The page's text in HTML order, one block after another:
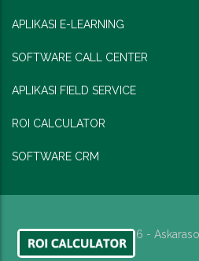
APLIKASI E-LEARNING
SOFTWARE CALL CENTER
APLIKASI FIELD SERVICE
ROI CALCULATOR
SOFTWARE CRM
Copyright © 2026 -